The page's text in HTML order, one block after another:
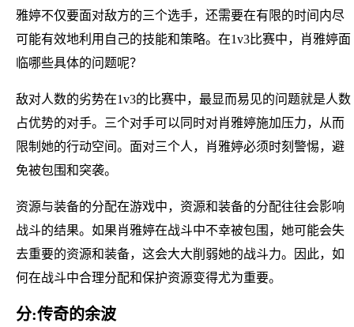
雅婷不仅要面对敌方的三个选手，还需要在有限的时间内尽
可能有效地利用自己的技能和策略。在1v3比赛中，肖雅婷面
临哪些具体的问题呢？
敌对人数的劣势在1v3的比赛中，最显而易见的问题就是人数
占优势的对手。三个对手可以同时对肖雅婷施加压力，从而
限制她的行动空间。面对三个人，肖雅婷必须时刻警惕，避
免被包围和突袭。
资源与装备的分配在游戏中，资源和装备的分配往往会影响
战斗的结果。如果肖雅婷在战斗中不幸被包围，她可能会失
去重要的资源和装备，这会大大削弱她的战斗力。因此，如
何在战斗中合理分配和保护资源变得尤为重要。
分:传奇的余波